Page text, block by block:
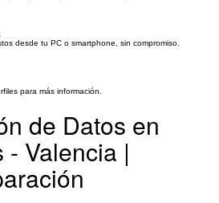
desde tu PC o smartphone, sin compromiso.
para más información.
de Datos en
- Valencia |